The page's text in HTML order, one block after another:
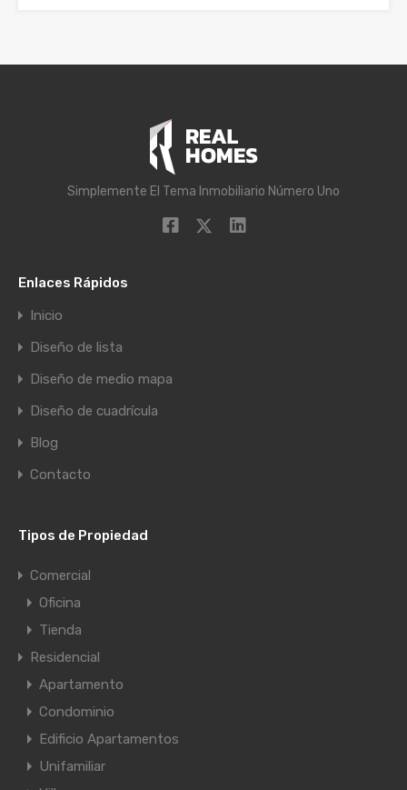
Simplemente El Tema Inmobiliario Número Uno
Enlaces Rápidos
Inicio
Diseño de lista
Diseño de medio mapa
Diseño de cuadrícula
Blog
Contacto
Tipos de Propiedad
Comercial
Oficina
Tienda
Residencial
Apartamento
Condominio
Edificio Apartamentos
Unifamiliar